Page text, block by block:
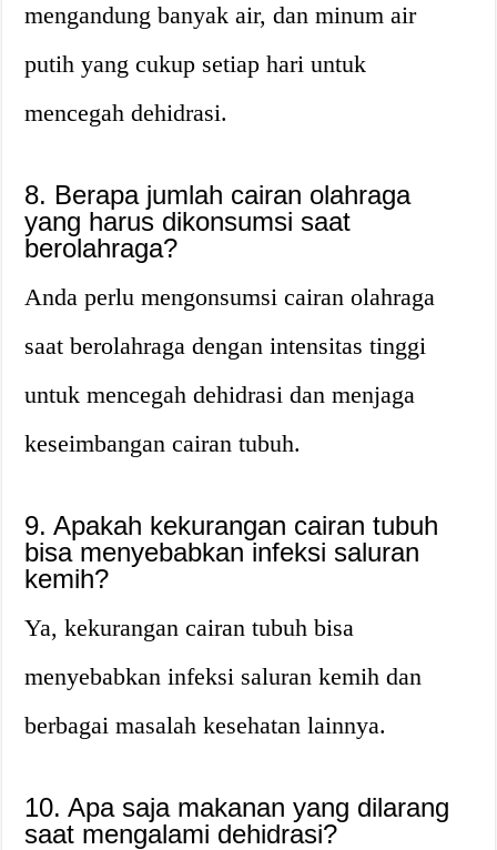
mengandung banyak air, dan minum air
putih yang cukup setiap hari untuk
mencegah dehidrasi.
8. Berapa jumlah cairan olahraga
yang harus dikonsumsi saat
berolahraga?
Anda perlu mengonsumsi cairan olahraga
saat berolahraga dengan intensitas tinggi
untuk mencegah dehidrasi dan menjaga
keseimbangan cairan tubuh.
9. Apakah kekurangan cairan tubuh
bisa menyebabkan infeksi saluran
kemih?
Ya, kekurangan cairan tubuh bisa
menyebabkan infeksi saluran kemih dan
berbagai masalah kesehatan lainnya.
10. Apa saja makanan yang dilarang
saat mengalami dehidrasi?